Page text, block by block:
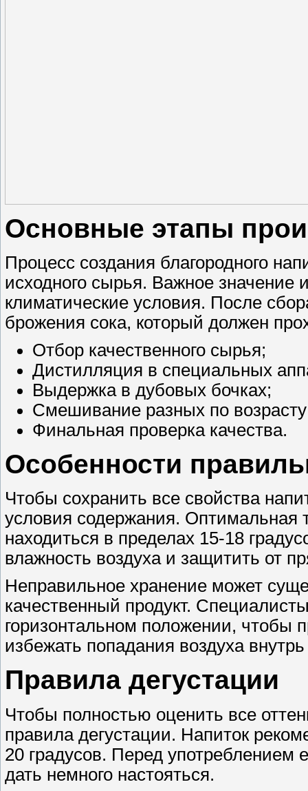
Основные этапы
Процесс создания благородного
исходного сырья. Важное значение
климатические условия. После
брожения сока, который должен
Отбор качественного сырья;
Дистилляция в специальных
Выдержка в дубовых бочках;
Смешивание разных по
Финальная проверка качества.
Особенности
Чтобы сохранить все свойства
условия содержания.
находиться в пределах 15-18
влажность воздуха и защитить от
Неправильное хранение может
качественный продукт.
горизонтальном положении, чтобы
избежать попадания воздуха
Правила дегустации
Чтобы полностью оценить все
правила дегустации. Напиток
20 градусов. Перед употреблением
дать немного настояться.